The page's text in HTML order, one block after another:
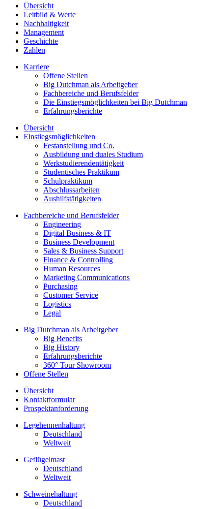
Übersicht
Leitbild & Werte
Nachhaltigkeit
Management
Geschichte
Zahlen
Karriere
Offene Stellen
Big Dutchman als Arbeitgeber
Fachbereiche und Berufsfelder
Die Einstiegsmöglichkeiten bei Big Dutchman
Erfahrungsberichte
Übersicht
Einstiegsmöglichkeiten
Festanstellung und Co.
Ausbildung und duales Studium
Werkstudierendentätigkeit
Studentisches Praktikum
Schulpraktikum
Abschlussarbeiten
Aushilfstätigkeiten
Fachbereiche und Berufsfelder
Engineering
Digital Business & IT
Business Development
Sales & Business Support
Finance & Controlling
Human Resources
Marketing Communications
Purchasing
Customer Service
Logistics
Legal
Big Dutchman als Arbeitgeber
Big Benefits
Big History
Erfahrungsberichte
360° Tour Showroom
Offene Stellen
Übersicht
Kontaktformular
Prospektanforderung
Legehennenhaltung
Deutschland
Weltweit
Geflügelmast
Deutschland
Weltweit
Schweinehaltung
Deutschland